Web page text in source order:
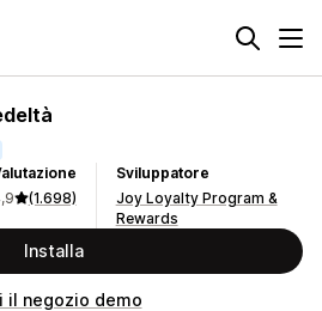
(1.698)
Sviluppatore
Joy Loyalty Program &
Rewards
Installa
il negozio demo